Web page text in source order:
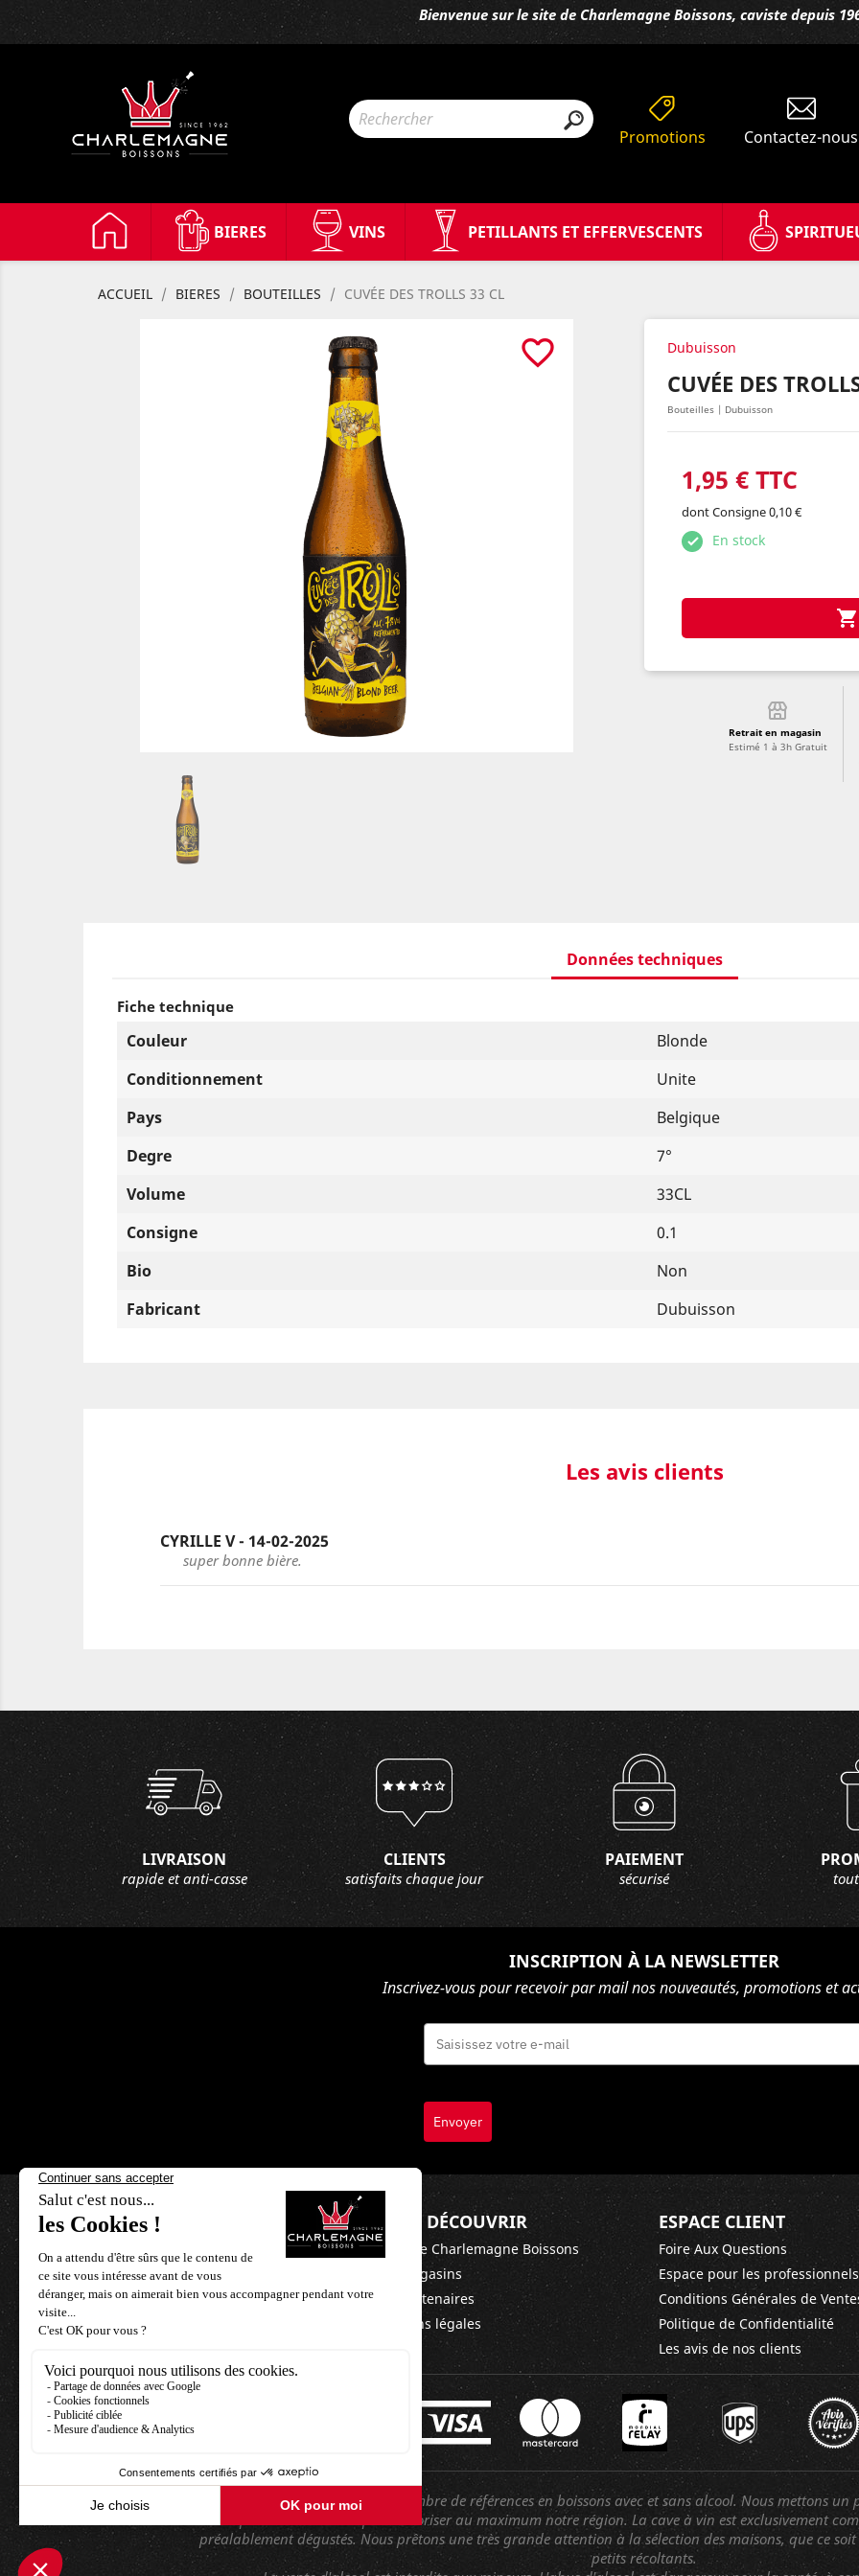
Bienvenue sur le site de Charlemagne Boissons, caviste depuis
BIERES VINS PETILLANTS ET EFFERVESCENTS
Promotions Contactez-nous
ACCUEIL BIERES BOUTEILLES CUVÉE DES TROLLS 33 CL
favorite_border Dubuisson
CUVÉE DES
Bouteilles | Dubuisson
1,95 € TTC
dont Consigne 0,10 €
En stock

Retrait en magasin
Estimé 1 à 3h Gratuit
Données techniques
Fiche technique
Couleur
Blonde
Conditionnement
Unite
Pays
Belgique
Degre
7°
Volume
33CL
Consigne
0.1
Bio
Non
Fabricant
Dubuisson
Les avis clients
CYRILLE V - 14-02-2025
super bonne bière.
LIVRAISON
rapide et anti-casse
CLIENTS
satisfaits chaque jour
PAIEMENT
sécurisé
INSCRIPTION À LA NEWSLETTER
Inscrivez-vous pour recevoir par mail nos nouveautés, promotions et
Envoyer
+33 3 21 85 06 40
NOUS DÉCOUVRIR
L'équipe Charlemagne Boissons
Nos magasins
Nos partenaires
Mentions légales
ESPACE CLIENT
Foire Aux Questions
Espace pour les professionnels
Conditions Générales de
Politique de Confidentialité
Les avis de nos clients
Nous vous proposons un grand nombre de références en boissons avec et sans alcool. Nous mettons
des produits du terroir pour valoriser au maximum notre région. La cave à vin est exclusivement
préalablement dégustés. Nous prêtons une très grande attention à la sélection des maisons, que ce
petits récoltants.